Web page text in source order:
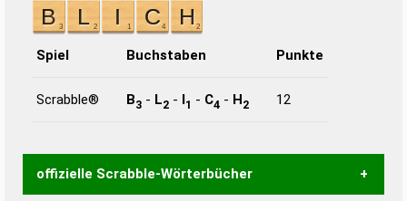
Spiel Buchstaben Punkte
Scrabble® B3 - L2 - I1 - C4 - H2 12
offizielle Scrabble-Wörterbücher